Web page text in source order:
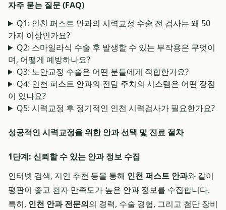
자주 묻는 질문 (FAQ)
Q1: 인천 퍼스트 안과의 시력교정 수술 전 검사는 왜 50
가지 이상인가요?
Q2: 스마일라식 수술 후 발생할 수 있는 부작용은 무엇이
며, 어떻게 예방하나요?
Q3: 노안교정 수술은 어떤 분들에게 적합한가요?
Q4: 인천 퍼스트 안과의 전담 주치의 시스템은 어떤 장점
이 있나요?
Q5: 시력교정 후 정기적인 인천 시력검사가 필요한가요?
성공적인 시력교정을 위한 안과 선택 및 진료 절차
1단계: 신뢰할 수 있는 안과 정보 수집
인터넷 검색, 지인 추천 등을 통해 인천 퍼스트 안과와 같이
평판이 좋고 환자 만족도가 높은 안과 정보를 수집합니다.
특히, 인천 안과 전문의의 경력, 수술 경험, 그리고 첨단 장비